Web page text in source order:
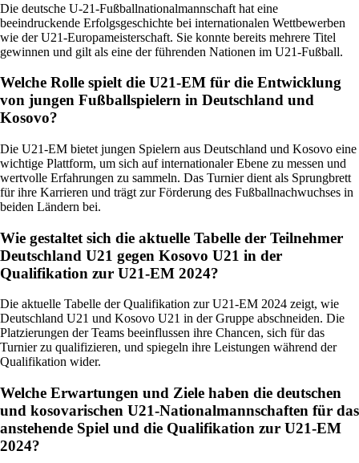
Die deutsche U-21-Fußballnationalmannschaft hat eine
beeindruckende Erfolgsgeschichte bei internationalen Wettbewerben
wie der U21-Europameisterschaft. Sie konnte bereits mehrere Titel
gewinnen und gilt als eine der führenden Nationen im U21-Fußball.
Welche Rolle spielt die U21-EM für die Entwicklung
von jungen Fußballspielern in Deutschland und
Kosovo?
Die U21-EM bietet jungen Spielern aus Deutschland und Kosovo eine
wichtige Plattform, um sich auf internationaler Ebene zu messen und
wertvolle Erfahrungen zu sammeln. Das Turnier dient als Sprungbrett
für ihre Karrieren und trägt zur Förderung des Fußballnachwuchses in
beiden Ländern bei.
Wie gestaltet sich die aktuelle Tabelle der Teilnehmer
Deutschland U21 gegen Kosovo U21 in der
Qualifikation zur U21-EM 2024?
Die aktuelle Tabelle der Qualifikation zur U21-EM 2024 zeigt, wie
Deutschland U21 und Kosovo U21 in der Gruppe abschneiden. Die
Platzierungen der Teams beeinflussen ihre Chancen, sich für das
Turnier zu qualifizieren, und spiegeln ihre Leistungen während der
Qualifikation wider.
Welche Erwartungen und Ziele haben die deutschen
und kosovarischen U21-Nationalmannschaften für das
anstehende Spiel und die Qualifikation zur U21-EM
2024?